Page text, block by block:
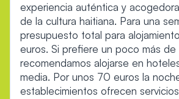
experiencia auténtica y
de la cultura haitiana. Para una
presupuesto total para
euros. Si prefiere un poco más
recomendamos alojarse en
media. Por unos 70 euros la
establecimientos ofrecen